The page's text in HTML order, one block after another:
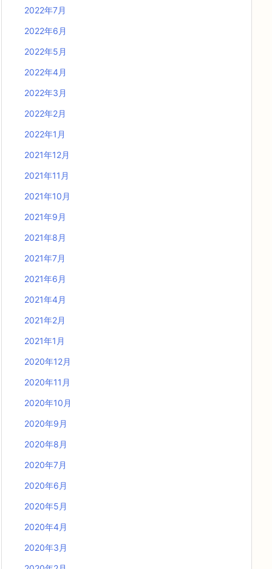
2022年7月
2022年6月
2022年5月
2022年4月
2022年3月
2022年2月
2022年1月
2021年12月
2021年11月
2021年10月
2021年9月
2021年8月
2021年7月
2021年6月
2021年4月
2021年2月
2021年1月
2020年12月
2020年11月
2020年10月
2020年9月
2020年8月
2020年7月
2020年6月
2020年5月
2020年4月
2020年3月